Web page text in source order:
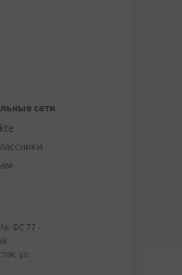
сети
№ ФС 77 -
ул.